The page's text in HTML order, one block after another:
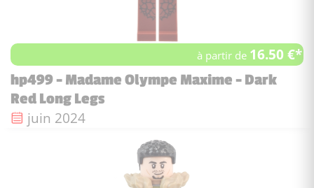
à partir de 16.50 €*
hp499 - Madame Olympe Maxime - Dark
Red Long Legs
Date de sortie :
juin 2024